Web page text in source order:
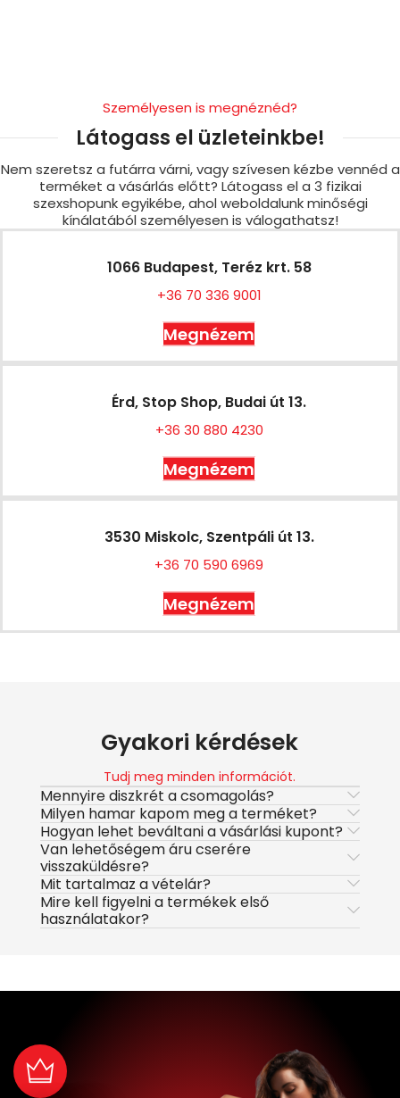
Személyesen is megnéznéd?
Látogass el üzleteinkbe!
Nem szeretsz a futárra várni, vagy szívesen kézbe vennéd a
terméket a vásárlás előtt? Látogass el a 3 fizikai
szexshopunk egyikébe, ahol weboldalunk minőségi
kínálatából személyesen is válogathatsz!
1066 Budapest, Teréz krt. 58
+36 70 336 9001
Megnézem
Érd, Stop Shop, Budai út 13.
+36 30 880 4230
Megnézem
3530 Miskolc, Szentpáli út 13.
+36 70 590 6969
Megnézem
Gyakori kérdések
Tudj meg minden információt.
Mennyire diszkrét a csomagolás?
Milyen hamar kapom meg a terméket?
Hogyan lehet beváltani a vásárlási kupont?
Van lehetőségem áru cserére
visszaküldésre?
Mit tartalmaz a vételár?
Mire kell figyelni a termékek első
használatakor?